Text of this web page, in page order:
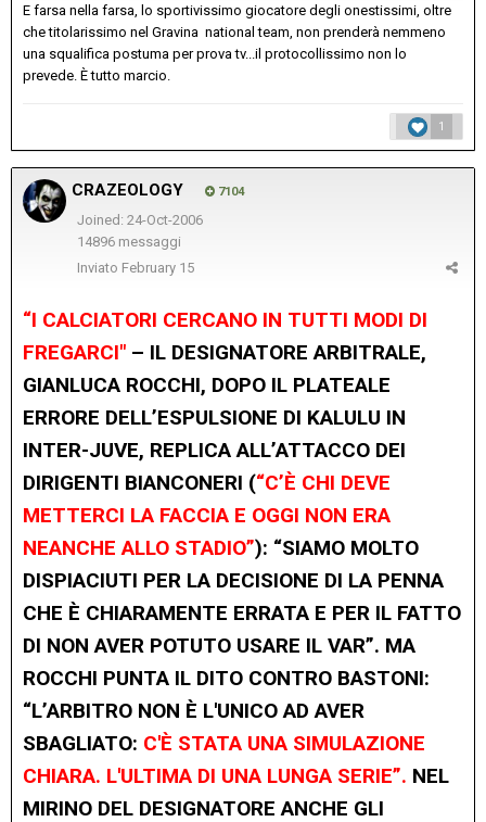
E farsa nella farsa, lo sportivissimo giocatore degli onestissimi, oltre
che titolarissimo nel Gravina national team, non prenderà nemmeno
una squalifica postuma per prova tv...il protocollissimo non lo
prevede. È tutto marcio.
1
CRAZEOLOGY 7104
Joined: 24-Oct-2006
14896 messaggi
Inviato February 15
“I CALCIATORI CERCANO IN TUTTI MODI DI
FREGARCI" – IL DESIGNATORE ARBITRALE,
GIANLUCA ROCCHI, DOPO IL PLATEALE
ERRORE DELL’ESPULSIONE DI KALULU IN
INTER-JUVE, REPLICA ALL’ATTACCO DEI
DIRIGENTI BIANCONERI (“C’È CHI DEVE
METTERCI LA FACCIA E OGGI NON ERA
NEANCHE ALLO STADIO”): “SIAMO MOLTO
DISPIACIUTI PER LA DECISIONE DI LA PENNA
CHE È CHIARAMENTE ERRATA E PER IL FATTO
DI NON AVER POTUTO USARE IL VAR”. MA
ROCCHI PUNTA IL DITO CONTRO BASTONI:
“L’ARBITRO NON È L'UNICO AD AVER
SBAGLIATO: C'È STATA UNA SIMULAZIONE
CHIARA. L'ULTIMA DI UNA LUNGA SERIE”. NEL
MIRINO DEL DESIGNATORE ANCHE GLI